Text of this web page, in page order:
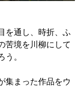
を通し、時折、ふ
苦境を川柳にして
う。
集まった作品をウ